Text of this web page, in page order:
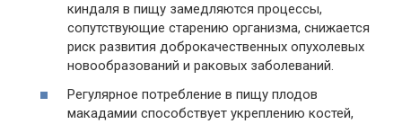
киндаля в пищу замедляются процессы,
сопутствующие старению организма, снижается
риск развития доброкачественных опухолевых
новообразований и раковых заболеваний.
Регулярное потребление в пищу плодов
макадамии способствует укреплению костей,